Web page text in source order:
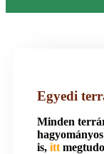
Egyedi
Minden
is, itt